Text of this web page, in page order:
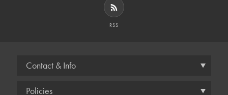
RSS
Contact & Info
Policies